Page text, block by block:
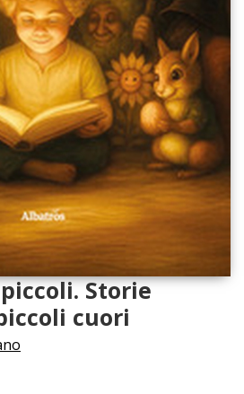
Storie
cuori